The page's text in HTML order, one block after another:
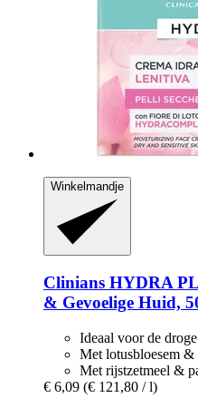
Winkelmandje
Clinians HYDRA
& Gevoelige Huid,
Ideaal voor de
Met lotusbloesem &
Met rijstzetmeel &
€ 6,09 (€ 121,80 / l)